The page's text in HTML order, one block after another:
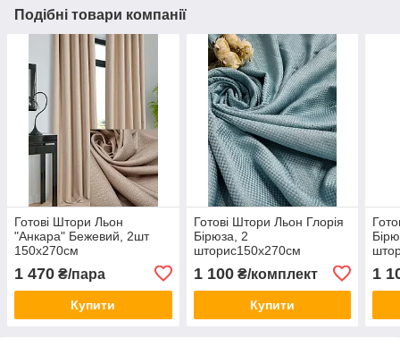
Подібні товари компанії
Готові Штори Льон
"Анкара" Бежевий, 2шт
150х270см
1 470 ₴/пара
Купити
Готові Штори Льон Глорія
Бірюза, 2
шторис150х270см
1 100₴/комплект
Купити
1